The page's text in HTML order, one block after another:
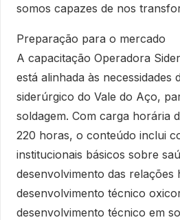
somos capazes de nos
Preparação para o mercado
A capacitação Operadora
está alinhada às necessidades
siderúrgico do Vale do Aço,
soldagem. Com carga horária
220 horas, o conteúdo inclui
institucionais básicos sobre
desenvolvimento das relações
desenvolvimento técnico
desenvolvimento técnico em